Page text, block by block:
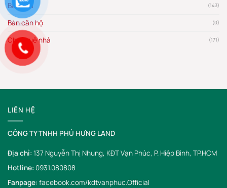
Bán nhà (143)
Bán căn hộ (0)
Cho thuê nhà (171)
LIÊN HỆ
CÔNG TY TNHH PHÚ HƯNG LAND
Địa chỉ: 137 Nguyễn Thị Nhung, KĐT Vạn Phúc, P. Hiệp Bình, TP.HCM
Hotline: 0931.080808
Fanpage: facebook.com/kdtvanphuc.Official